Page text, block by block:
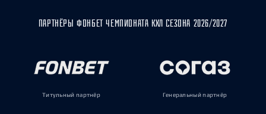
ПАРТНЁРЫ ФОНБЕТ ЧЕМПИОНАТА КХЛ СЕЗОНА 2026/2027
Титульный партнёр Генеральный партнёр